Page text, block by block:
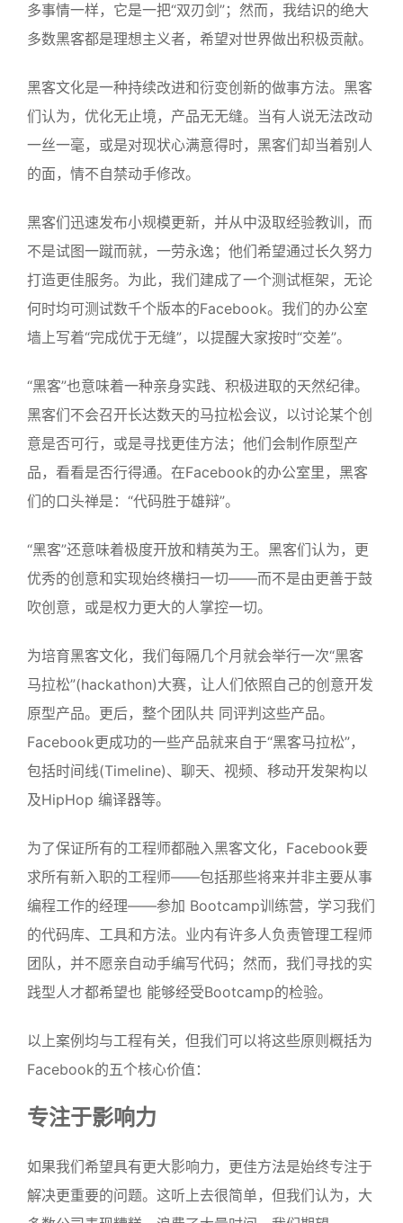
多事情一样，它是一把“双刃剑”；然而，我结识的绝大
多数黑客都是理想主义者，希望对世界做出积极贡献。
黑客文化是一种持续改进和衍变创新的做事方法。黑客
们认为，优化无止境，产品无无缝。当有人说无法改动
一丝一毫，或是对现状心满意得时，黑客们却当着别人
的面，情不自禁动手修改。
黑客们迅速发布小规模更新，并从中汲取经验教训，而
不是试图一蹴而就，一劳永逸；他们希望通过长久努力
打造更佳服务。为此，我们建成了一个测试框架，无论
何时均可测试数千个版本的Facebook。我们的办公室
墙上写着“完成优于无缝”，以提醒大家按时“交差”。
“黑客”也意味着一种亲身实践、积极进取的天然纪律。
黑客们不会召开长达数天的马拉松会议，以讨论某个创
意是否可行，或是寻找更佳方法；他们会制作原型产
品，看看是否行得通。在Facebook的办公室里，黑客
们的口头禅是：“代码胜于雄辩”。
“黑客”还意味着极度开放和精英为王。黑客们认为，更
优秀的创意和实现始终横扫一切——而不是由更善于鼓
吹创意，或是权力更大的人掌控一切。
为培育黑客文化，我们每隔几个月就会举行一次“黑客
马拉松”(hackathon)大赛，让人们依照自己的创意开发
原型产品。更后，整个团队共 同评判这些产品。
Facebook更成功的一些产品就来自于“黑客马拉松”，
包括时间线(Timeline)、聊天、视频、移动开发架构以
及HipHop 编译器等。
为了保证所有的工程师都融入黑客文化，Facebook要
求所有新入职的工程师——包括那些将来并非主要从事
编程工作的经理——参加 Bootcamp训练营，学习我们
的代码库、工具和方法。业内有许多人负责管理工程师
团队，并不愿亲自动手编写代码；然而，我们寻找的实
践型人才都希望也 能够经受Bootcamp的检验。
以上案例均与工程有关，但我们可以将这些原则概括为
Facebook的五个核心价值：
专注于影响力
如果我们希望具有更大影响力，更佳方法是始终专注于
解决更重要的问题。这听上去很简单，但我们认为，大